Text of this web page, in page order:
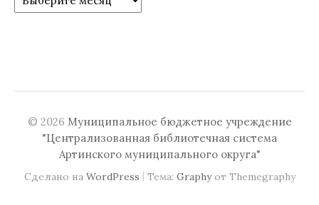
© 2026 Муниципальное бюджетное учреждение
"Централизованная библиотечная система
Артинского муниципального округа"
Сделано на WordPress | Тема: Graphyот Themegraphy